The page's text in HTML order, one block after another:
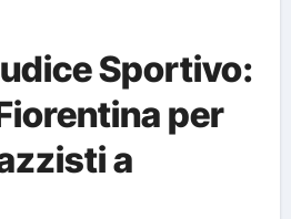
Sportivo:
per
a